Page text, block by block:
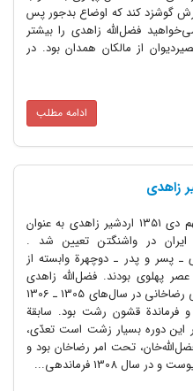
گوشزد کند که اوضاع بدجور پس
فضل‌الله زاهدی را بیشتر
از مالکان همدان بود. در
ادامه مطلب
زاهدی
روز نهم دی ۱۳۵۱ اردشیر زاهدی به عنوان
در واشنگتن تعیین شد .
پسر و پدر ـ دوچهرة وابسته از
پهلوی بودند. فضل‌الله زاهدی
نظامی رضاخانی در سال‌های 1305 ـ 1306
فرماندة قشون رشت بود. سابقة
دوره بسیار زشت است‌ تعدّی‌،
تحت امر رضاخان بود و
فرماندهی...